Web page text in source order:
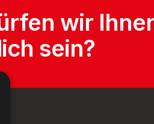
wir
sein?